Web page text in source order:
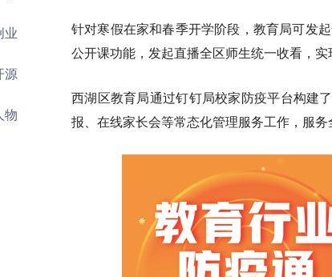
业
源
物
针对寒假在家和春季开学阶段，教育局可发
公开课功能，发起直播全区师生统一收看，实
西湖区教育局通过钉钉局校家防疫平台构建
报、在线家长会等常态化管理服务工作，服务